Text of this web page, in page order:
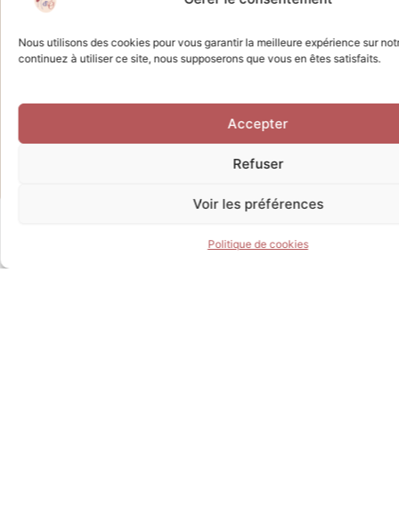
Nous utilisons des cookies pour vous garantir la meilleure expérience sur
continuez à utiliser ce site, nous supposerons que vous en êtes satisfaits.
Accepter
Refuser
Voir les préférences
Politique de cookies